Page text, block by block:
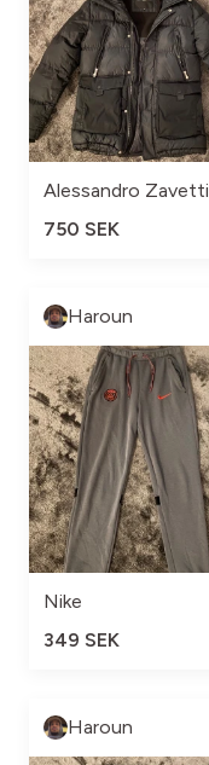
Alessandro Zavetti
750 SEK
Haroun
Nike
349 SEK
Haroun